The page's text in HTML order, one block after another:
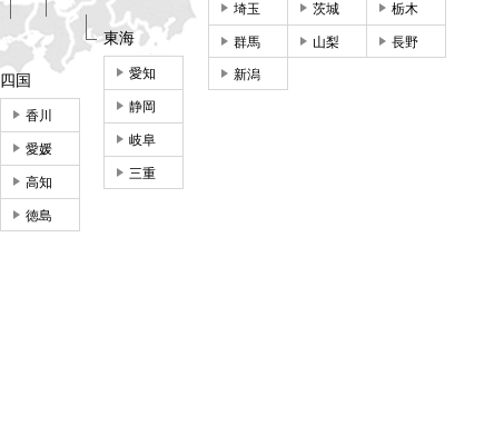
埼玉 茨城 栃木
群馬 山梨 長野
新潟
東海
愛知
静岡
岐阜
三重
四国
香川
愛媛
高知
徳島